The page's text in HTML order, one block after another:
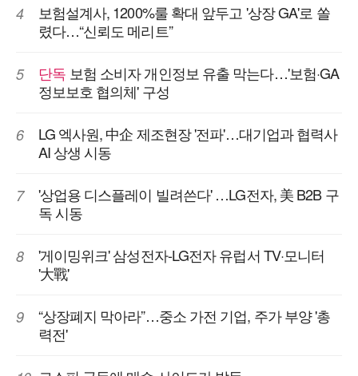
4
보험설계사, 1200%룰 확대 앞두고 '상장 GA'로 쏠
렸다…“신뢰도 메리트”
5 단독 보험 소비자 개인정보 유출 막는다…'보험·GA
정보보호 협의체' 구성
6
LG 엑사원, 中企 제조현장 '전파'…대기업과 협력사
AI 상생 시동
7
'상업용 디스플레이 빌려쓴다' …LG전자, 美 B2B 구
독 시동
8
'게이밍위크' 삼성전자-LG전자 유럽서 TV·모니터
'大戰'
9
“상장폐지 막아라”…중소 가전 기업, 주가 부양 '총
력전'